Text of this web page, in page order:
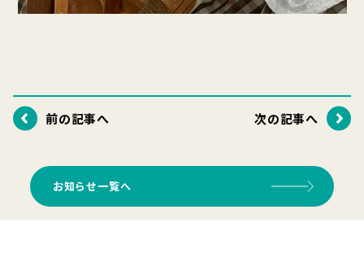
前の記事へ 次の記事へ
お知らせ一覧へ